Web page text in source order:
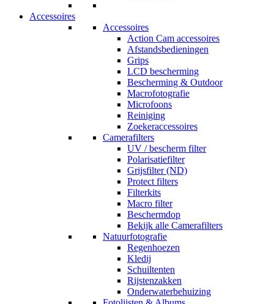
Accessoires
Accessoires
Action Cam accessoires
Afstandsbedieningen
Grips
LCD bescherming
Bescherming & Outdoor
Macrofotografie
Microfoons
Reiniging
Zoekeraccessoires
Camerafilters
UV / bescherm filter
Polarisatiefilter
Grijsfilter (ND)
Protect filters
Filterkits
Macro filter
Beschermdop
Bekijk alle Camerafilters
Natuurfotografie
Regenhoezen
Kledij
Schuiltenten
Rijstenzakken
Onderwaterbehuizing